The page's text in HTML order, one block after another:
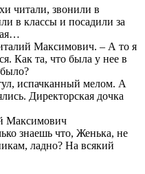
читали, звонили в
в классы и посадили за
Максимович. – А то я
Как та, что была у нее в
испачканный мелом. А
Директорская дочка
Максимович
знаешь что, Женька, не
ладно? На всякий